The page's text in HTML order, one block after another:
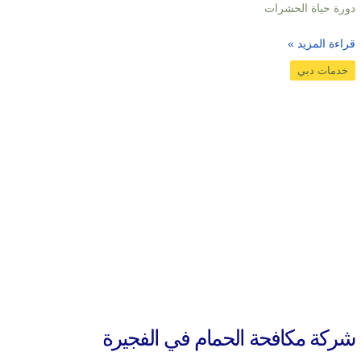
دورة حياة الحشرات
قراءة المزيد »
خدمات دبي
شركة مكافحة الحمام في الفجيرة